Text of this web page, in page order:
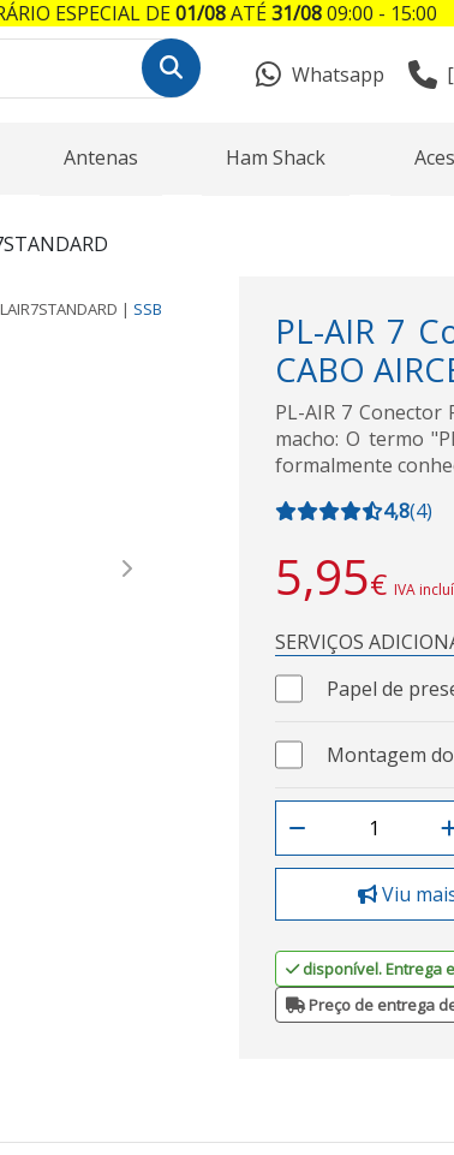
Whatsapp
Antenas Ham Shack
| SSB
Next
PL-AIR 7
CABO
PL-AIR 7 Conector
macho: O termo
formalmente
4,8(4)
5,95€ IVA
SERVIÇOS
Papel de
Montagem
Viu
disponível. Entrega
Preço de entrega
ESPECIAL DE01/08ATÉ31/0809:00 - 15:00